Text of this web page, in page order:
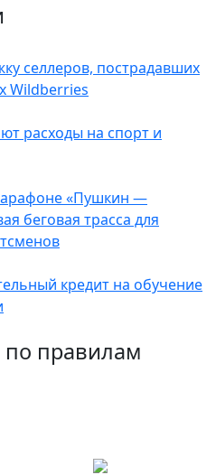
селлеров, пострадавших
Wildberries
расходы на спорт и
«Пушкин —
беговая трасса для
кредит на обучение
правилам